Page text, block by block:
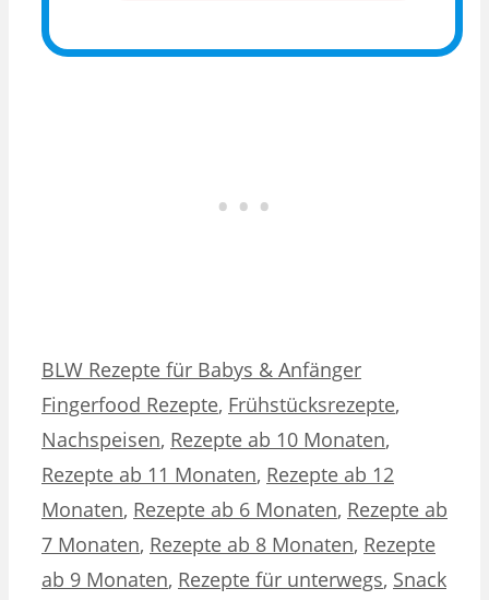
Kategorien
BLW Rezepte für Babys & AnfängerSchlagwörter
Fingerfood Rezepte, Frühstücksrezepte,
Nachspeisen, Rezepte ab 10 Monaten,
Rezepte ab 11 Monaten, Rezepte ab 12
Monaten, Rezepte ab 6 Monaten, Rezepte ab
7 Monaten, Rezepte ab 8 Monaten, Rezepte
ab 9 Monaten, Rezepte für unterwegs, Snack